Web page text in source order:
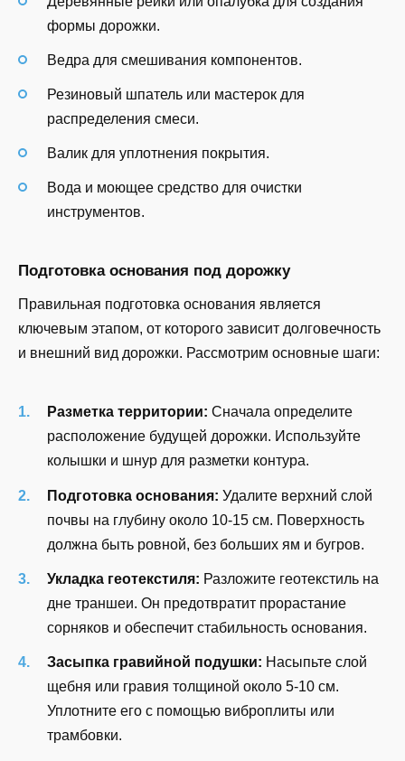
формы дорожки.
Ведра для смешивания компонентов.
Резиновый шпатель или мастерок для
распределения смеси.
Валик для уплотнения покрытия.
Вода и моющее средство для очистки
инструментов.
Подготовка основания под дорожку
Правильная подготовка основания является
ключевым этапом, от которого зависит долговечность
и внешний вид дорожки. Рассмотрим основные шаги:
Разметка территории: Сначала определите
расположение будущей дорожки. Используйте
колышки и шнур для разметки контура.
Подготовка основания: Удалите верхний слой
почвы на глубину около 10-15 см. Поверхность
должна быть ровной, без больших ям и бугров.
Укладка геотекстиля: Разложите геотекстиль на
дне траншеи. Он предотвратит прорастание
сорняков и обеспечит стабильность основания.
Засыпка гравийной подушки: Насыпьте слой
щебня или гравия толщиной около 5-10 см.
Уплотните его с помощью виброплиты или
трамбовки.